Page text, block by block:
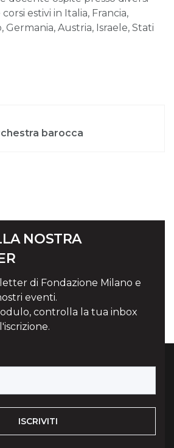
estivi in Italia, Francia,
Austria, Israele, Stati
barocca
NOSTRA
di Fondazione Milano e
eventi.
controlla la tua inbox
ISCRIVITI